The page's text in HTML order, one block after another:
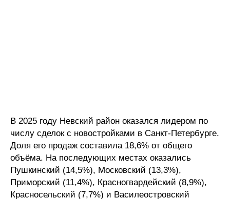
В 2025 году Невский район оказался лидером по
числу сделок с новостройками в Санкт-Петербурге.
Доля его продаж составила 18,6% от общего
объёма. На последующих местах оказались
Пушкинский (14,5%), Московский (13,3%),
Приморский (11,4%), Красногвардейский (8,9%),
Красносельский (7,7%) и Василеостровский